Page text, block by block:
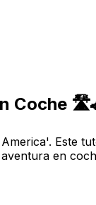
Coche
Este
en